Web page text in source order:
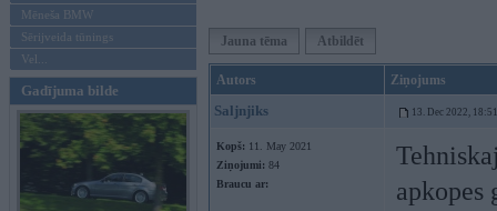
Mēneša BMW
Sērijveida tūnings
Vel...
Gadījuma bilde
Jauna tēma Atbildēt
Autors Ziņojums
Saljnjiks 13. Dec 2022, 18:51
Kopš: 11. May 2021
Ziņojumi: 84
Braucu ar:
apkopes